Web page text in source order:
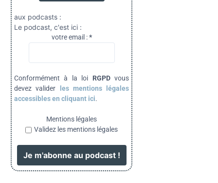
aux podcasts :
Le podcast, c'est ici :
votre email :*
Conformément à la loi RGPDvous
devez valider
les mentions légales
accessibles en cliquant ici.
Mentions légales
Validez les mentions légales